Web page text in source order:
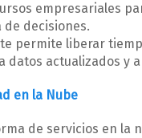
empresariales
de decisiones.
permite liberar
datos actualizados y
en la Nube
de servicios en la